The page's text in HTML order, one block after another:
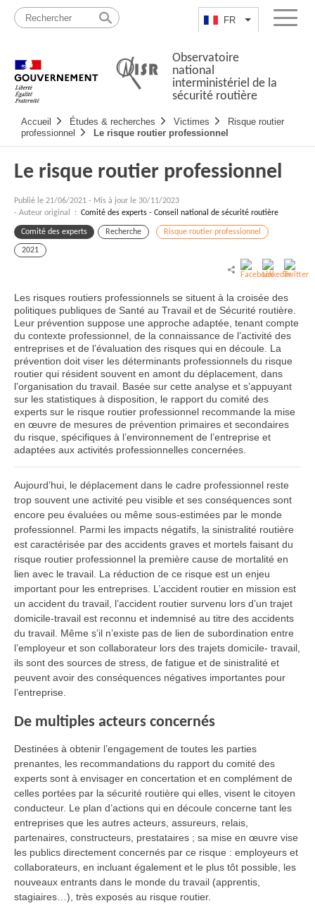
Passer
contenu
FR Lister lesMenu
Observatoire
national
interministériel de la
sécurité routière
principale
Accueil Études & recherches Victimes
Risque routier
professionnel
Le risque routier professionnel
Le risque routier professionnel
Publié le 21/06/2021 - Mis à jour le 30/11/2023
- Auteur original : Comité des experts - Conseil national de sécurité routière
Comité des experts Recherche Risque routier professionnel
2021
Les risques routiers professionnels se situent à la croisée des
politiques publiques de Santé au Travail et de Sécurité routière.
Leur prévention suppose une approche adaptée, tenant compte
du contexte professionnel, de la connaissance de l’activité des
entreprises et de l’évaluation des risques qui en découle. La
prévention doit viser les déterminants professionnels du risque
routier qui résident souvent en amont du déplacement, dans
l’organisation du travail. Basée sur cette analyse et s’appuyant
sur les statistiques à disposition, le rapport du comité des
experts sur le risque routier professionnel recommande la mise
en œuvre de mesures de prévention primaires et secondaires
du risque, spécifiques à l’environnement de l’entreprise et
adaptées aux activités professionnelles concernées.
Aujourd’hui, le déplacement dans le cadre professionnel reste
trop souvent une activité peu visible et ses conséquences sont
encore peu évaluées ou même sous-estimées par le monde
professionnel. Parmi les impacts négatifs, la sinistralité routière
est caractérisée par des accidents graves et mortels faisant du
risque routier professionnel la première cause de mortalité en
lien avec le travail. La réduction de ce risque est un enjeu
important pour les entreprises. L’accident routier en mission est
un accident du travail, l’accident routier survenu lors d’un trajet
domicile-travail est reconnu et indemnisé au titre des accidents
du travail. Même s’il n’existe pas de lien de subordination entre
l’employeur et son collaborateur lors des trajets domicile- travail,
ils sont des sources de stress, de fatigue et de sinistralité et
peuvent avoir des conséquences négatives importantes pour
l’entreprise.
De multiples acteurs concernés
Destinées à obtenir l’engagement de toutes les parties
prenantes, les recommandations du rapport du comité des
experts sont à envisager en concertation et en complément de
celles portées par la sécurité routière qui elles, visent le citoyen
conducteur. Le plan d’actions qui en découle concerne tant les
entreprises que les autres acteurs, assureurs, relais,
partenaires, constructeurs, prestataires ; sa mise en œuvre vise
les publics directement concernés par ce risque : employeurs et
collaborateurs, en incluant également et le plus tôt possible, les
nouveaux entrants dans le monde du travail (apprentis,
stagiaires…), très exposés au risque routier.